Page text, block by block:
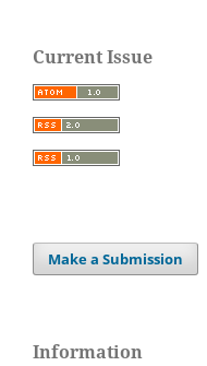
Current Issue
Make a Submission
Information